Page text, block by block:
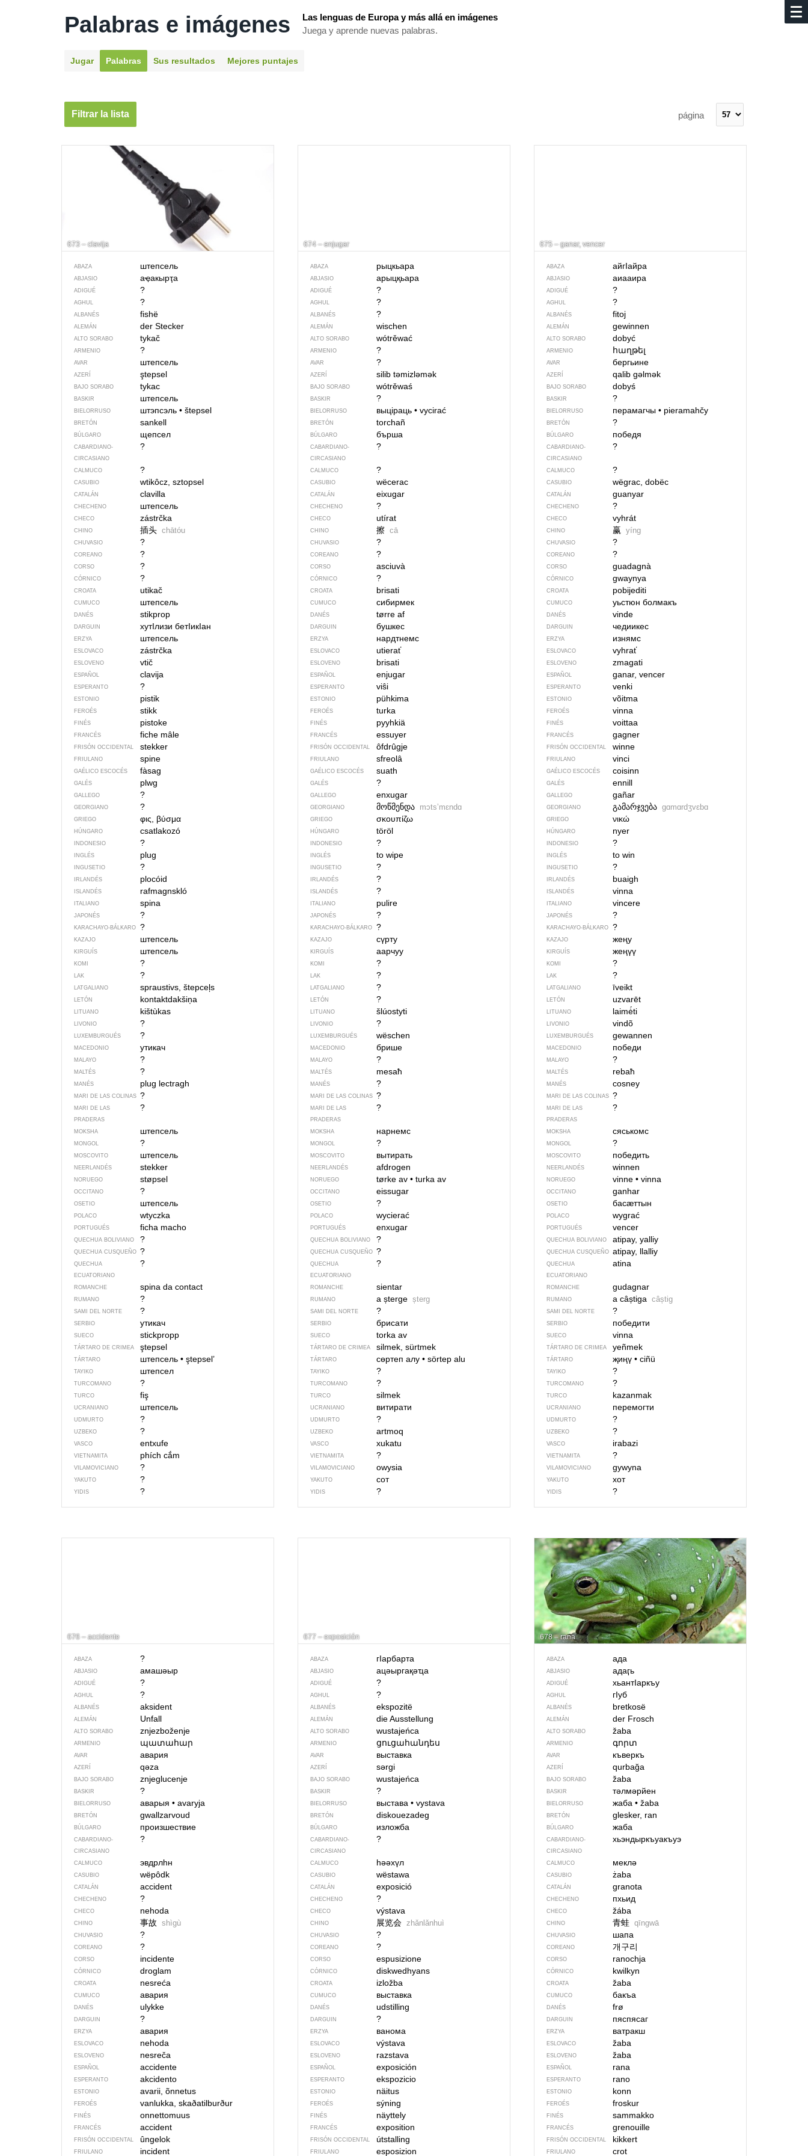
Palabras e imágenes
Las lenguas de Europa y más allá en imágenes
Juega y aprende nuevas palabras.
Jugar Palabras Sus resultados Mejores puntajes
Filtrar la lista página
673 – clavija
ABAZA штепсель
ABJASIO аҿакырҭа
ADIGUÉ ?
AGHUL ?
ALBANÉS fishë
ALEMÁN der Stecker
ALTO SORABO tykač
ARMENIO ?
AVAR штепсель
AZERÍ ştepsel
BAJO SORABO tykac
BASKIR штепсель
BIELORRUSO штэпсэль •štepsel
BRETÓN sankell
BÚLGARO щепсел
CABARDIANO-
CIRCASIANO
?
CALMUCO ?
CASUBIO wtikôcz, sztopsel
CATALÁN clavilla
CHECHENO штепсель
CHECO zástrčka
CHINO 插头 chātóu
CHUVASIO ?
COREANO ?
CORSO ?
CÓRNICO ?
CROATA utikač
CUMUCO штепсель
DANÉS stikprop
DARGUIN хутIлизи бетIикIан
ERZYA штепсель
ESLOVACO zástrčka
ESLOVENO vtič
ESPAÑOL clavija
ESPERANTO ?
ESTONIO pistik
FEROÉS stikk
FINÉS pistoke
FRANCÉS fiche mâle
FRISÓN OCCIDENTAL stekker
FRIULANO spine
GAÉLICO ESCOCÉS fàsag
GALÉS plwg
GALLEGO ?
GEORGIANO ?
GRIEGO φις, βύσμα
HÚNGARO csatlakozó
INDONESIO ?
INGLÉS plug
INGUSETIO ?
IRLANDÉS plocóid
ISLANDÉS rafmagnskló
ITALIANO spina
JAPONÉS ?
KARACHAYO-BÁLKARO ?
KAZAJO штепсель
KIRGUÍS штепсель
KOMI ?
LAK ?
LATGALIANO spraustivs, štepceļs
LETÓN kontaktdakšiņa
LITUANO kištùkas
LIVONIO ?
LUXEMBURGUÉS ?
MACEDONIO утикач
MALAYO ?
MALTÉS ?
MANÉS plug lectragh
MARI DE LAS COLINAS ?
MARI DE LAS
PRADERAS
?
MOKSHA штепсель
MONGOL ?
MOSCOVITO штепсель
NEERLANDÉS stekker
NORUEGO støpsel
OCCITANO ?
OSETIO штепсель
POLACO wtyczka
PORTUGUÉS ficha macho
QUECHUA BOLIVIANO ?
QUECHUA CUSQUEÑO ?
QUECHUA
ECUATORIANO
?
ROMANCHE spina da contact
RUMANO ?
SAMI DEL NORTE ?
SERBIO утикач
SUECO stickpropp
TÁRTARO DE CRIMEA ştepsel
TÁRTARO штепсель •ştepsel’
TAYIKO штепсел
TURCOMANO ?
TURCO fiş
UCRANIANO штепсель
UDMURTO ?
UZBEKO ?
VASCO entxufe
VIETNAMITA phích cắm
VILAMOVICIANO ?
YAKUTO ?
YIDIS ?
674 – enjugar
ABAZA рыцкьара
ABJASIO арыцқьара
ADIGUÉ ?
AGHUL ?
ALBANÉS ?
ALEMÁN wischen
ALTO SORABO wótrěwać
ARMENIO ?
AVAR ?
AZERÍ silib təmizləmək
BAJO SORABO wótrěwaś
BASKIR ?
BIELORRUSO выціраць • vycirać
BRETÓN torchañ
BÚLGARO бърша
CABARDIANO-
CIRCASIANO
?
CALMUCO ?
CASUBIO wëcerac
CATALÁN eixugar
CHECHENO ?
CHECO utírat
CHINO 擦 cā
CHUVASIO ?
COREANO ?
CORSO asciuvà
CÓRNICO ?
CROATA brisati
CUMUCO сибирмек
DANÉS tørre af
DARGUIN бушкес
ERZYA нардтнемс
ESLOVACO utierať
ESLOVENO brisati
ESPAÑOL enjugar
ESPERANTO viŝi
ESTONIO pühkima
FEROÉS turka
FINÉS pyyhkiä
FRANCÉS essuyer
FRISÓN OCCIDENTAL ôfdrûgje
FRIULANO sfreolâ
GAÉLICO ESCOCÉS suath
GALÉS ?
GALLEGO enxugar
GEORGIANO მოწმენდა mɔtsʼmɛndɑ
GRIEGO σκουπίζω
HÚNGARO töröl
INDONESIO ?
INGLÉS to wipe
INGUSETIO ?
IRLANDÉS ?
ISLANDÉS ?
ITALIANO pulire
JAPONÉS ?
KARACHAYO-BÁLKARO ?
KAZAJO сүрту
KIRGUÍS аарчуу
KOMI ?
LAK ?
LATGALIANO ?
LETÓN ?
LITUANO šlúostyti
LIVONIO ?
LUXEMBURGUÉS wëschen
MACEDONIO брише
MALAYO ?
MALTÉS mesaħ
MANÉS ?
MARI DE LAS COLINAS ?
MARI DE LAS
PRADERAS
?
MOKSHA нарнемс
MONGOL ?
MOSCOVITO вытирать
NEERLANDÉS afdrogen
NORUEGO tørke av • turka av
OCCITANO eissugar
OSETIO ?
POLACO wycierać
PORTUGUÉS enxugar
QUECHUA BOLIVIANO ?
QUECHUA CUSQUEÑO ?
QUECHUA
ECUATORIANO
?
ROMANCHE sientar
RUMANO a șterge șterg
SAMI DEL NORTE ?
SERBIO брисати
SUECO torka av
TÁRTARO DE CRIMEA silmek, sürtmek
TÁRTARO сөртеп алу • sörtep alu
TAYIKO ?
TURCOMANO ?
TURCO silmek
UCRANIANO витирати
UDMURTO ?
UZBEKO artmoq
VASCO xukatu
VIETNAMITA ?
VILAMOVICIANO owysia
YAKUTO сот
YIDIS ?
675 – ganar, vencer
ABAZA айгIайра
ABJASIO аиааира
ADIGUÉ ?
AGHUL ?
ALBANÉS fitoj
ALEMÁN gewinnen
ALTO SORABO dobyć
ARMENIO հաղթել
AVAR бергьине
AZERÍ qalib gəlmək
BAJO SORABO dobyś
BASKIR ?
BIELORRUSO перамагчы• pieramahčy
BRETÓN ?
BÚLGARO победя
CABARDIANO-
CIRCASIANO
?
CALMUCO ?
CASUBIO wëgrac, dobëc
CATALÁN guanyar
CHECHENO ?
CHECO vyhrát
CHINO 赢 yíng
CHUVASIO ?
COREANO ?
CORSO guadagnà
CÓRNICO gwaynya
CROATA pobijediti
CUMUCO уьстюн болмакъ
DANÉS vinde
DARGUIN чедиикес
ERZYA изнямс
ESLOVACO vyhrať
ESLOVENO zmagati
ESPAÑOL ganar, vencer
ESPERANTO venki
ESTONIO võitma
FEROÉS vinna
FINÉS voittaa
FRANCÉS gagner
FRISÓN OCCIDENTAL winne
FRIULANO vinci
GAÉLICO ESCOCÉS coisinn
GALÉS ennill
GALLEGO gañar
GEORGIANO გამარჯვება gɑmɑrdʒvɛbɑ
GRIEGO νικώ
HÚNGARO nyer
INDONESIO ?
INGLÉS to win
INGUSETIO ?
IRLANDÉS buaigh
ISLANDÉS vinna
ITALIANO vincere
JAPONÉS ?
KARACHAYO-BÁLKARO ?
KAZAJO жеңу
KIRGUÍS жеңүү
KOMI ?
LAK ?
LATGALIANO īveikt
LETÓN uzvarēt
LITUANO laimė́ti
LIVONIO vindõ
LUXEMBURGUÉS gewannen
MACEDONIO победи
MALAYO ?
MALTÉS rebaħ
MANÉS cosney
MARI DE LAS COLINAS ?
MARI DE LAS
PRADERAS
?
MOKSHA сяськомс
MONGOL ?
MOSCOVITO победить
NEERLANDÉS winnen
NORUEGO vinne• vinna
OCCITANO ganhar
OSETIO басӕттын
POLACO wygrać
PORTUGUÉS vencer
QUECHUA BOLIVIANO atipay, yalliy
QUECHUA CUSQUEÑO atipay, llalliy
QUECHUA
ECUATORIANO
atina
ROMANCHE gudagnar
RUMANO a câștiga câștig
SAMI DEL NORTE ?
SERBIO победити
SUECO vinna
TÁRTARO DE CRIMEA yeñmek
TÁRTARO җиңү• ciñü
TAYIKO ?
TURCOMANO ?
TURCO kazanmak
UCRANIANO перемогти
UDMURTO ?
UZBEKO ?
VASCO irabazi
VIETNAMITA ?
VILAMOVICIANO gywyna
YAKUTO хот
YIDIS ?
676 – accidente
ABAZA ?
ABJASIO амашәыр
ADIGUÉ ?
AGHUL ?
ALBANÉS aksident
ALEMÁN Unfall
ALTO SORABO znjezboženje
ARMENIO պատահար
AVAR авария
AZERÍ qəza
BAJO SORABO znjeglucenje
BASKIR ?
BIELORRUSO аварыя •avaryja
BRETÓN gwallzarvoud
BÚLGARO произшествие
CABARDIANO-
CIRCASIANO
?
CALMUCO эвдрлһн
CASUBIO wëpôdk
CATALÁN accident
CHECHENO ?
CHECO nehoda
CHINO 事故 shìgù
CHUVASIO ?
COREANO ?
CORSO incidente
CÓRNICO droglam
CROATA nesreća
CUMUCO авария
DANÉS ulykke
DARGUIN ?
ERZYA авария
ESLOVACO nehoda
ESLOVENO nesreča
ESPAÑOL accidente
ESPERANTO akcidento
ESTONIO avarii, õnnetus
FEROÉS vanlukka, skaðatilburður
FINÉS onnettomuus
FRANCÉS accident
FRISÓN OCCIDENTAL ûngelok
FRIULANO incident
677 – exposición
ABAZA гIарбарта
ABJASIO ацәыргақәҵа
ADIGUÉ ?
AGHUL ?
ALBANÉS ekspozitë
ALEMÁN die Ausstellung
ALTO SORABO wustajeńca
ARMENIO ցուցահանդես
AVAR выставка
AZERÍ sərgi
BAJO SORABO wustajeńca
BASKIR ?
BIELORRUSO выстава • vystava
BRETÓN diskouezadeg
BÚLGARO изложба
CABARDIANO-
CIRCASIANO
?
CALMUCO һәәхүл
CASUBIO wëstawa
CATALÁN exposició
CHECHENO ?
CHECO výstava
CHINO 展览会 zhǎnlǎnhuì
CHUVASIO ?
COREANO ?
CORSO espusizione
CÓRNICO diskwedhyans
CROATA izložba
CUMUCO выставка
DANÉS udstilling
DARGUIN ?
ERZYA ванома
ESLOVACO výstava
ESLOVENO razstava
ESPAÑOL exposición
ESPERANTO ekspozicio
ESTONIO näitus
FEROÉS sýning
FINÉS näyttely
FRANCÉS exposition
FRISÓN OCCIDENTAL útstalling
FRIULANO esposizion
678 – rana
ABAZA ада
ABJASIO адаӷь
ADIGUÉ хьантIаркъу
AGHUL гIуб
ALBANÉS bretkosë
ALEMÁN der Frosch
ALTO SORABO žaba
ARMENIO գորտ
AVAR къверкъ
AZERÍ qurbağa
BAJO SORABO žaba
BASKIR тәлмәрйен
BIELORRUSO жаба• žaba
BRETÓN glesker, ran
BÚLGARO жаба
CABARDIANO-
CIRCASIANO
хьэндыркъуакъуэ
CALMUCO меклә
CASUBIO żaba
CATALÁN granota
CHECHENO пхьид
CHECO žába
CHINO 青蛙 qīngwā
CHUVASIO шапа
COREANO 개구리
CORSO ranochja
CÓRNICO kwilkyn
CROATA žaba
CUMUCO бакъа
DANÉS frø
DARGUIN пяспясаг
ERZYA ватракш
ESLOVACO žaba
ESLOVENO žaba
ESPAÑOL rana
ESPERANTO rano
ESTONIO konn
FEROÉS froskur
FINÉS sammakko
FRANCÉS grenouille
FRISÓN OCCIDENTAL kikkert
FRIULANO crot